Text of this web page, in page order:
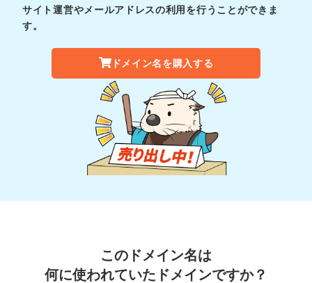
サイト運営やメールアドレスの利用を行うことができま
す。
ドメイン名を購入する
このドメイン名は
何に使われていたドメインですか？